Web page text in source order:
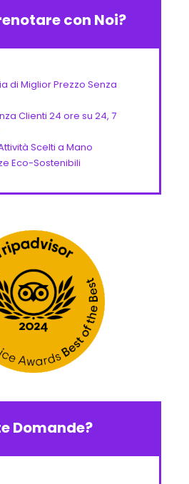
con Noi?
di Miglior Prezzo Senza
Clienti 24 ore su 24, 7
Scelti a Mano
Eco-Sostenibili
Domande?